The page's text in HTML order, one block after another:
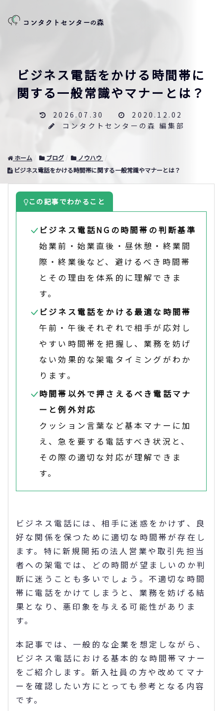
ビジネス電話をかける時間帯に
関する一般常識やマナーとは？
2026.07.30
2020.12.02
コンタクトセンターの森 編集部
ホーム ブログ
ノウハウ
ビジネス電話をかける時間帯に関する一般常識やマナーとは？
この記事でわかること
ビジネス電話NGの時間帯の判断基準
始業前・始業直後・昼休憩・終業間
際・終業後など、避けるべき時間帯
とその理由を体系的に理解できま
す。
ビジネス電話をかける最適な時間帯
午前・午後それぞれで相手が応対し
やすい時間帯を把握し、業務を妨げ
ない効果的な架電タイミングがわか
ります。
時間帯以外で押さえるべき電話マナ
ーと例外対応
クッション言葉など基本マナーに加
え、急を要する電話すべき状況と、
その際の適切な対応が理解できま
す。
ビジネス電話には、相手に迷惑をかけず、良
好な関係を保つために適切な時間帯が存在し
ます。特に新規開拓の法人営業や取引先担当
者への架電では、どの時間が望ましいのか判
断に迷うことも多いでしょう。不適切な時間
帯に電話をかけてしまうと、業務を妨げる結
果となり、悪印象を与える可能性がありま
す。
本記事では、一般的な企業を想定しながら、
ビジネス電話における基本的な時間帯マナー
をご紹介します。新入社員の方や改めてマナ
ーを確認したい方にとっても参考となる内容
です。